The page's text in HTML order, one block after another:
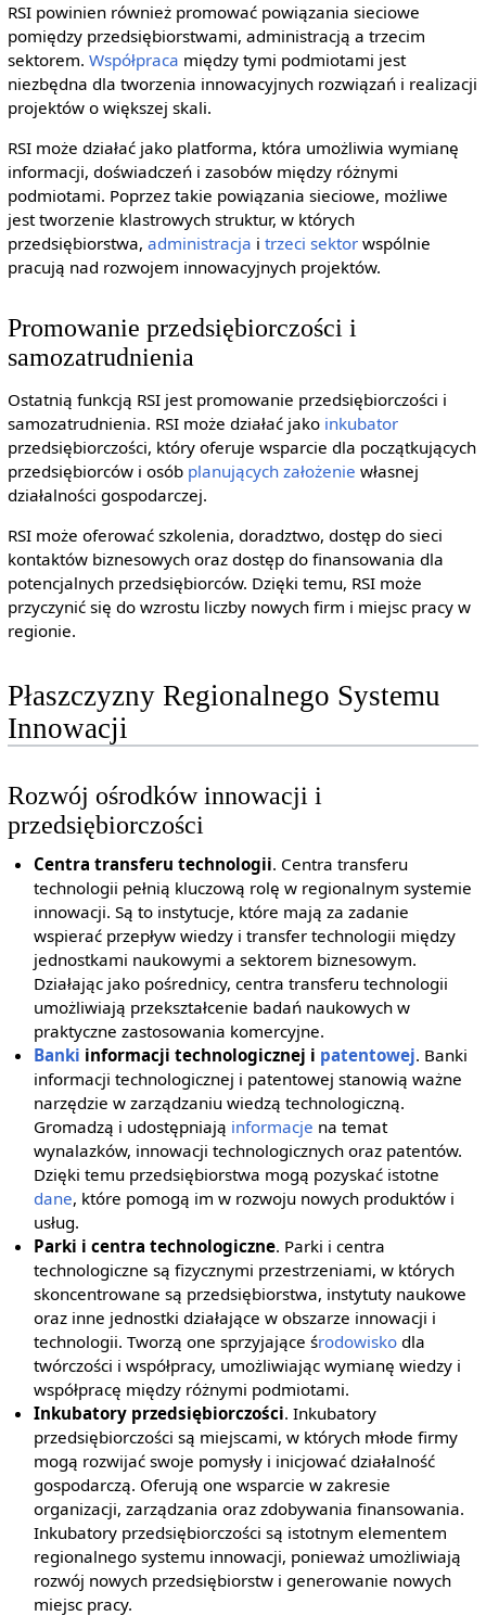
RSI powinien również promować powiązania sieciowe
pomiędzy przedsiębiorstwami, administracją a trzecim
sektorem. Współpraca między tymi podmiotami jest
niezbędna dla tworzenia innowacyjnych rozwiązań i realizacji
projektów o większej skali.
RSI może działać jako platforma, która umożliwia wymianę
informacji, doświadczeń i zasobów między różnymi
podmiotami. Poprzez takie powiązania sieciowe, możliwe
jest tworzenie klastrowych struktur, w których
przedsiębiorstwa, administracja i trzeci sektorwspólnie
pracują nad rozwojem innowacyjnych projektów.
Promowanie przedsiębiorczości i
samozatrudnienia
Ostatnią funkcją RSI jest promowanie przedsiębiorczości i
samozatrudnienia. RSI może działać jako inkubator
przedsiębiorczości, który oferuje wsparcie dla początkujących
przedsiębiorców i osób planujących założenie własnej
działalności gospodarczej.
RSI może oferować szkolenia, doradztwo, dostęp do sieci
kontaktów biznesowych oraz dostęp do finansowania dla
potencjalnych przedsiębiorców. Dzięki temu, RSI może
przyczynić się do wzrostu liczby nowych firm i miejsc pracy w
regionie.
Płaszczyzny Regionalnego Systemu
Innowacji
Rozwój ośrodków innowacji i
przedsiębiorczości
Centra transferu technologii. Centra transferu
technologii pełnią kluczową rolę w regionalnym systemie
innowacji. Są to instytucje, które mają za zadanie
wspierać przepływ wiedzy i transfer technologii między
jednostkami naukowymi a sektorem biznesowym.
Działając jako pośrednicy, centra transferu technologii
umożliwiają przekształcenie badań naukowych w
praktyczne zastosowania komercyjne.
Banki informacji technologicznej i patentowej. Banki
informacji technologicznej i patentowej stanowią ważne
narzędzie w zarządzaniu wiedzą technologiczną.
Gromadzą i udostępniają informacje na temat
wynalazków, innowacji technologicznych oraz patentów.
Dzięki temu przedsiębiorstwa mogą pozyskać istotne
dane, które pomogą im w rozwoju nowych produktów i
usług.
Parki i centra technologiczne. Parki i centra
technologiczne są fizycznymi przestrzeniami, w których
skoncentrowane są przedsiębiorstwa, instytuty naukowe
oraz inne jednostki działające w obszarze innowacji i
technologii. Tworzą one sprzyjające środowisko dla
twórczości i współpracy, umożliwiając wymianę wiedzy i
współpracę między różnymi podmiotami.
Inkubatory przedsiębiorczości. Inkubatory
przedsiębiorczości są miejscami, w których młode firmy
mogą rozwijać swoje pomysły i inicjować działalność
gospodarczą. Oferują one wsparcie w zakresie
organizacji, zarządzania oraz zdobywania finansowania.
Inkubatory przedsiębiorczości są istotnym elementem
regionalnego systemu innowacji, ponieważ umożliwiają
rozwój nowych przedsiębiorstw i generowanie nowych
miejsc pracy.